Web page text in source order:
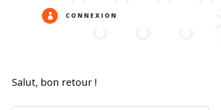
 CONNEXION
Salut, bon retour !